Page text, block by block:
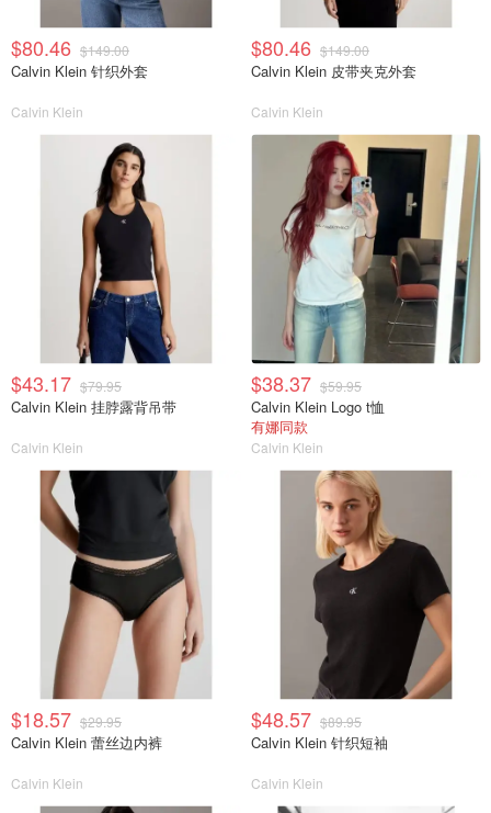
$80.46 $149.00
Calvin Klein 针织外套
Calvin Klein
$80.46 $149.00
Calvin Klein 皮带夹克外套
Calvin Klein
$43.17 $79.95
Calvin Klein 挂脖露背吊带
Calvin Klein
$38.37 $59.95
Calvin Klein Logo t恤
有娜同款
Calvin Klein
$18.57 $29.95
Calvin Klein 蕾丝边内裤
Calvin Klein
$48.57 $89.95
Calvin Klein 针织短袖
Calvin Klein